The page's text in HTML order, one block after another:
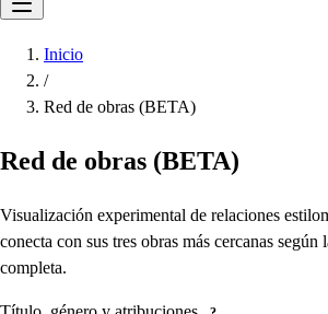
Inicio
/
Red de obras (BETA)
Red de obras (BETA)
Visualización experimental de relaciones
conecta con sus tres obras más cercanas según
completa.